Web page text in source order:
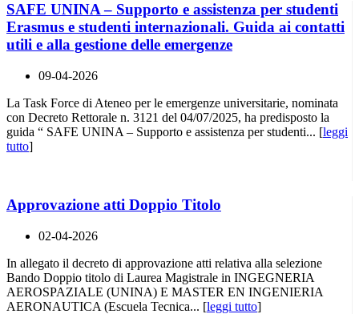
SAFE UNINA – Supporto e assistenza per studenti
Erasmus e studenti internazionali. Guida ai contatti
utili e alla gestione delle emergenze
09-04-2026
La Task Force di Ateneo per le emergenze universitarie, nominata
con Decreto Rettorale n. 3121 del 04/07/2025, ha predisposto la
guida “ SAFE UNINA – Supporto e assistenza per studenti... [leggi
tutto]
Approvazione atti Doppio Titolo
02-04-2026
In allegato il decreto di approvazione atti relativa alla selezione
Bando Doppio titolo di Laurea Magistrale in INGEGNERIA
AEROSPAZIALE (UNINA) E MASTER EN INGENIERIA
AERONAUTICA (Escuela Tecnica... [leggi tutto]